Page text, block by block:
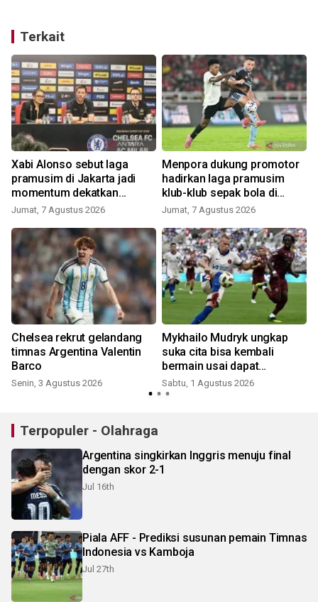
Terkait
Xabi Alonso sebut laga
pramusim di Jakarta jadi
momentum dekatkan
Chelsea dengan penggemar
Jumat, 7 Agustus 2026
Menpora dukung promotor
hadirkan laga pramusim
klub-klub sepak bola di
Indonesia
Jumat, 7 Agustus 2026
Chelsea rekrut gelandang
timnas Argentina Valentin
Barco
Senin, 3 Agustus 2026
Mykhailo Mudryk ungkap
suka cita bisa kembali
bermain usai dapat
hukuman 4 tahun
Sabtu, 1 Agustus 2026
Terpopuler - Olahraga
Argentina singkirkan Inggris menuju final
dengan skor 2-1
Jul 16th
Piala AFF - Prediksi susunan pemain Timnas
Indonesia vs Kamboja
Jul 27th